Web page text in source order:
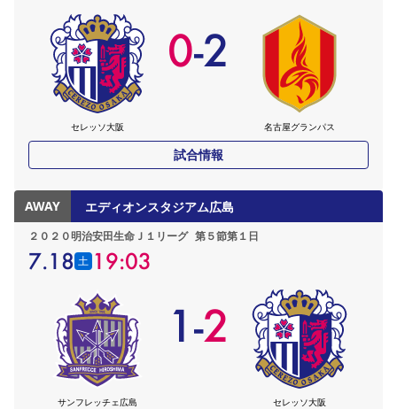
セレッソ大阪
0-2
名古屋グランパス
試合情報
AWAY エディオンスタジアム広島
２０２０明治安田生命Ｊ１リーグ 第５節第１日
7.18 土 19:03
サンフレッチェ広島
1-2
セレッソ大阪